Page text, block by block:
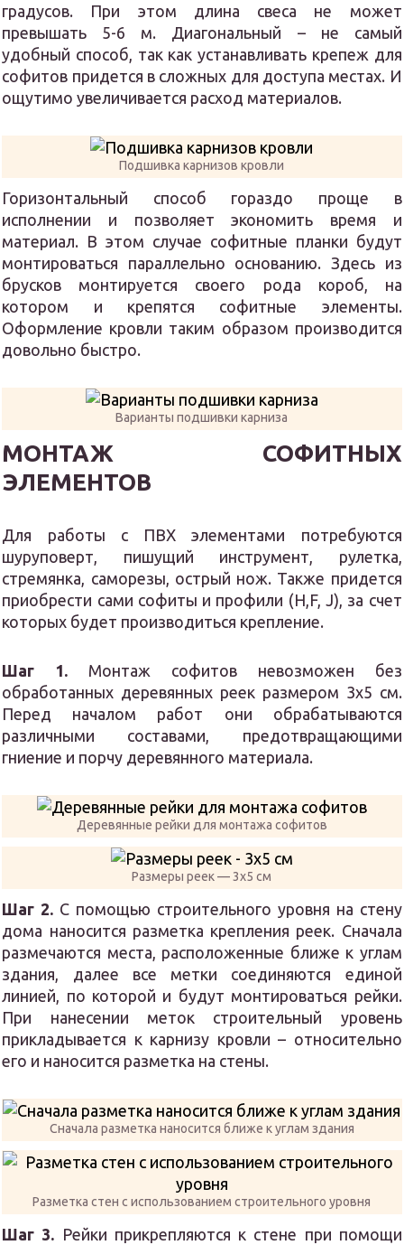
градусов. При этом длина свеса не может
превышать 5-6 м. Диагональный – не самый
удобный способ, так как устанавливать крепеж для
софитов придется в сложных для доступа местах. И
ощутимо увеличивается расход материалов.
Подшивка карнизов кровли
Горизонтальный способ гораздо проще в
исполнении и позволяет экономить время и
материал. В этом случае софитные планки будут
монтироваться параллельно основанию. Здесь из
брусков монтируется своего рода короб, на
котором и крепятся софитные элементы.
Оформление кровли таким образом производится
довольно быстро.
Варианты подшивки карниза
МОНТАЖ СОФИТНЫХ
ЭЛЕМЕНТОВ
Для работы с ПВХ элементами потребуются
шуруповерт, пишущий инструмент, рулетка,
стремянка, саморезы, острый нож. Также придется
приобрести сами софиты и профили (Н,F, J), за счет
которых будет производиться крепление.
Шаг 1. Монтаж софитов невозможен без
обработанных деревянных реек размером 3х5 см.
Перед началом работ они обрабатываются
различными составами, предотвращающими
гниение и порчу деревянного материала.
Деревянные рейки для монтажа софитов
Размеры реек — 3х5 см
Шаг 2. С помощью строительного уровня на стену
дома наносится разметка крепления реек. Сначала
размечаются места, расположенные ближе к углам
здания, далее все метки соединяются единой
линией, по которой и будут монтироваться рейки.
При нанесении меток строительный уровень
прикладывается к карнизу кровли – относительно
его и наносится разметка на стены.
Сначала разметка наносится ближе к углам здания
Разметка стен с использованием строительного уровня
Шаг 3. Рейки прикрепляются к стене при помощи